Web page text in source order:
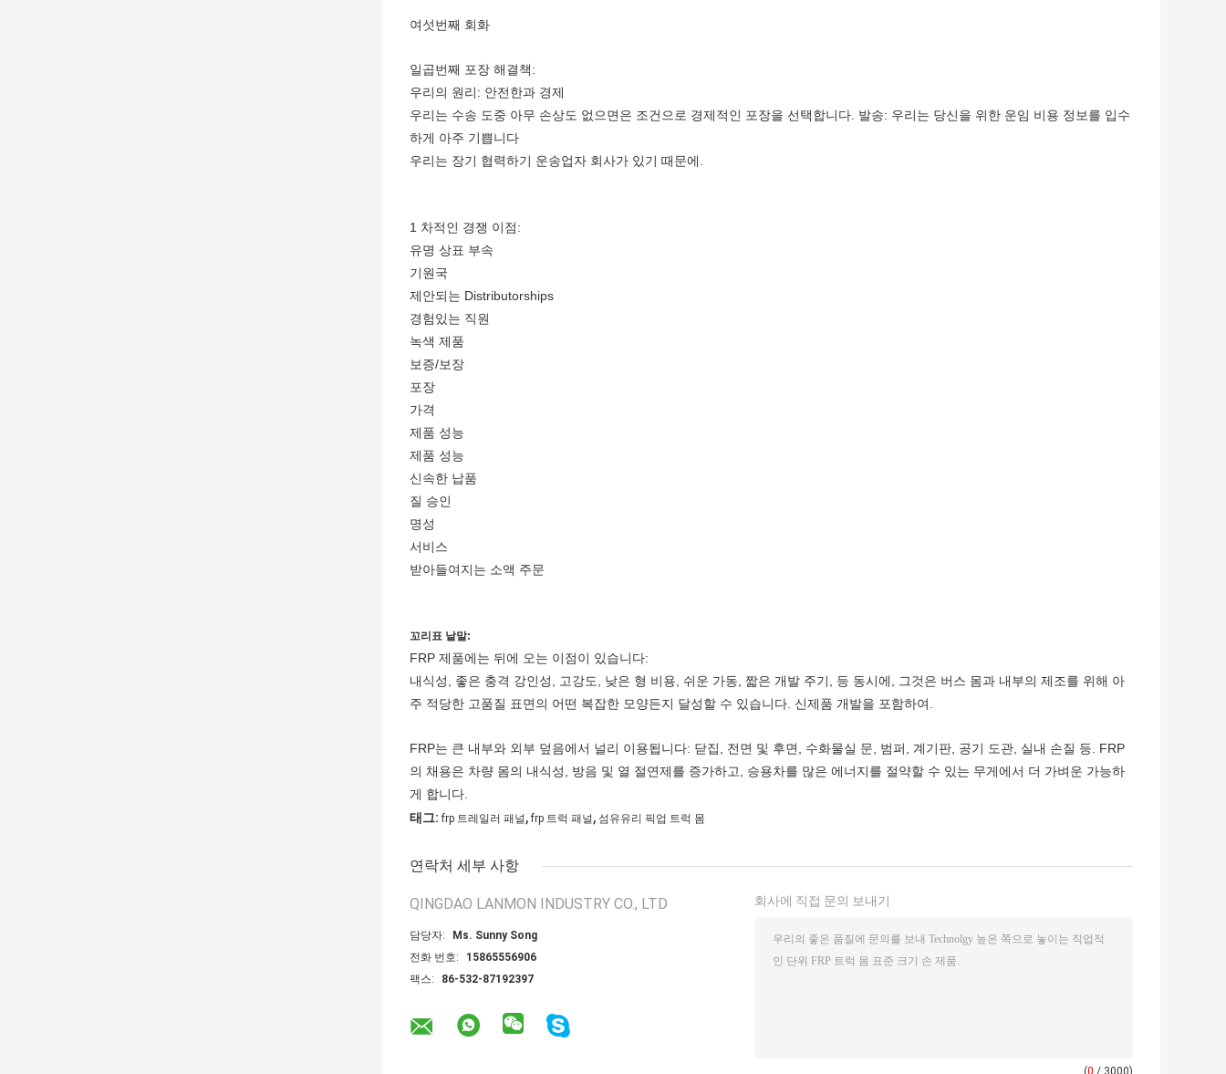
여섯번째 회화
일곱번째 포장 해결책:
우리의 원리: 안전한과 경제
우리는 수송 도중 아무 손상도 없으면은 조건으로 경제적인 포장을 선택합니다. 발송: 우리는 당신을 위한 운임 비용 정보를 입수
하게 아주 기쁩니다
우리는 장기 협력하기 운송업자 회사가 있기 때문에.
1 차적인 경쟁 이점:
유명 상표 부속
기원국
제안되는 Distributorships
경험있는 직원
녹색 제품
보증/보장
포장
가격
제품 성능
제품 성능
신속한 납품
질 승인
명성
서비스
받아들여지는 소액 주문
꼬리표 낱말:
FRP 제품에는 뒤에 오는 이점이 있습니다:
내식성, 좋은 충격 강인성, 고강도, 낮은 형 비용, 쉬운 가동, 짧은 개발 주기, 등 동시에, 그것은 버스 몸과 내부의 제조를 위해 아
주 적당한 고품질 표면의 어떤 복잡한 모양든지 달성할 수 있습니다. 신제품 개발을 포함하여.
FRP는 큰 내부와 외부 덮음에서 널리 이용됩니다: 닫집, 전면 및 후면, 수화물실 문, 범퍼, 계기판, 공기 도관, 실내 손질 등. FRP
의 채용은 차량 몸의 내식성, 방음 및 열 절연제를 증가하고, 승용차를 많은 에너지를 절약할 수 있는 무게에서 더 가벼운 가능하
게 합니다.
태그: frp 트레일러 패널 , frp 트럭 패널 , 섬유유리 픽업 트럭 몸
연락처 세부 사항
QINGDAO LANMON INDUSTRY CO., LTD
담당자:
Ms. Sunny Song
전화 번호:
15865556906
팩스:
86-532-87192397
회사에 직접 문의 보내기